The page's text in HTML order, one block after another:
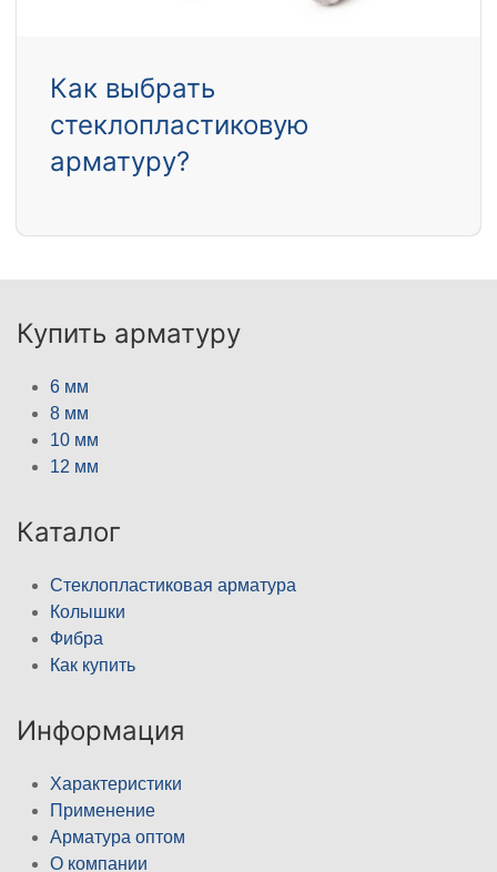
Как выбрать
стеклопластиковую
арматуру?
Купить арматуру
6 мм
8 мм
10 мм
12 мм
Каталог
Стеклопластиковая арматура
Колышки
Фибра
Как купить
Информация
Характеристики
Применение
Арматура оптом
О компании